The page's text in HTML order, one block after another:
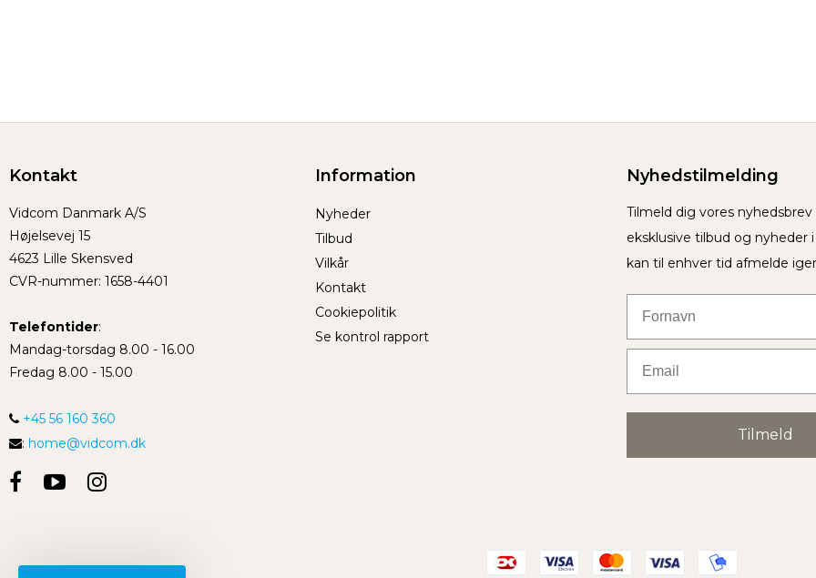
Kontakt
Vidcom Danmark A/S
Højelsevej 15
4623 Lille Skensved
CVR-nummer: 1658-4401
Telefontider:
Mandag-torsdag 8.00 - 16.00
Fredag 8.00 - 15.00
+45 56 160 360
: home@vidcom.dk
Information
Nyheder
Tilbud
Vilkår
Kontakt
Cookiepolitik
Se kontrol rapport
Nyhedstilmelding
Tilmeld dig vores
eksklusive tilbud og nyheder
kan til enhver tid afmelde
Tilmeld